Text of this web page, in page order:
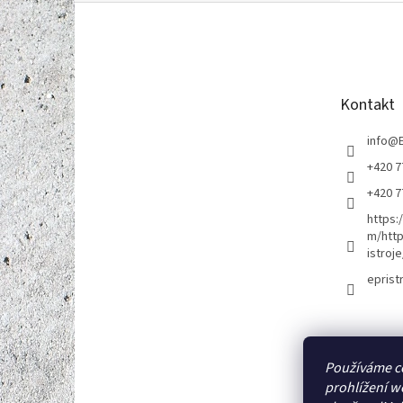
Používáme
prohlížení
Z
á
p
a
t
í Kontakt
info@
+420
+420
m/